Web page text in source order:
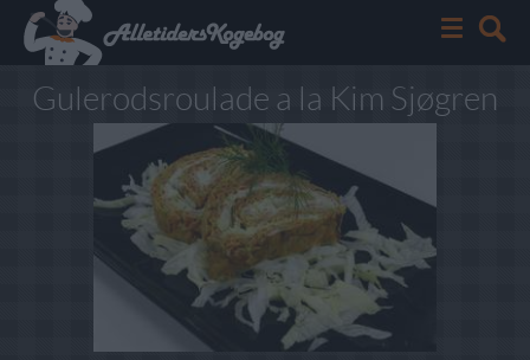
Gulerodsroulade a la Kim Sjøgren